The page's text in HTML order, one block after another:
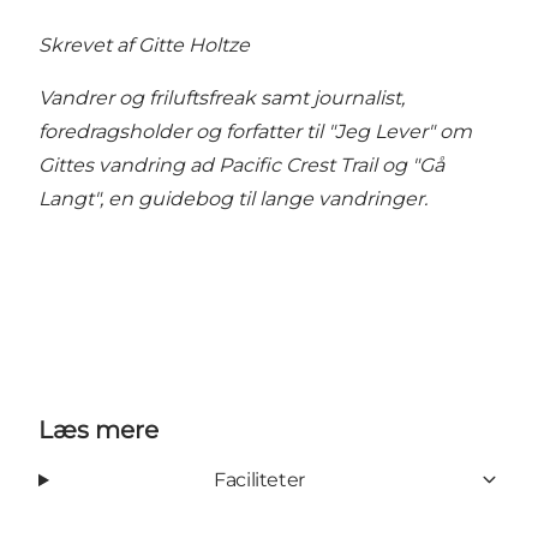
Skrevet af Gitte Holtze
Vandrer og friluftsfreak samt journalist,
foredragsholder og forfatter til "Jeg Lever" om
Gittes vandring ad Pacific Crest Trail og "Gå
Langt", en guidebog til lange vandringer.
Læs mere
Faciliteter